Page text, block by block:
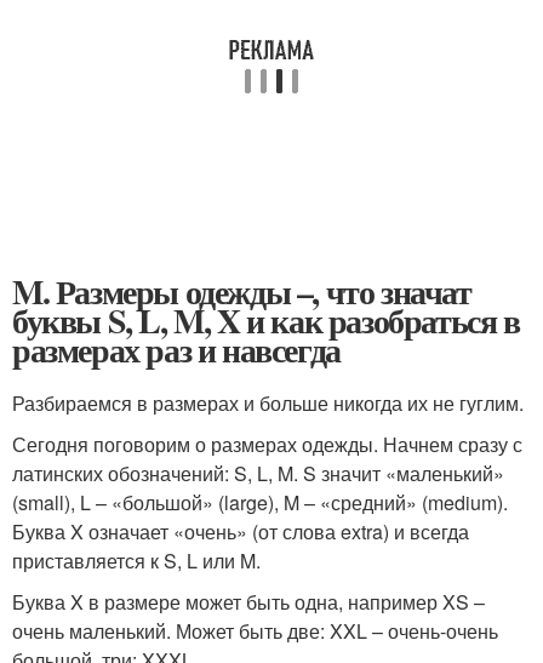
M. Размеры одежды –, что значат
буквы S, L, M, X и как разобраться в
размерах раз и навсегда
Разбираемся в размерах и больше никогда их не гуглим.
Сегодня поговорим о размерах одежды. Начнем сразу с
латинских обозначений: S, L, M. S значит «маленький»
(small), L – «большой» (large), M – «средний» (medium).
Буква X означает «очень» (от слова extra) и всегда
приставляется к S, L или M.
Буква X в размере может быть одна, например XS –
очень маленький. Может быть две: XXL – очень-очень